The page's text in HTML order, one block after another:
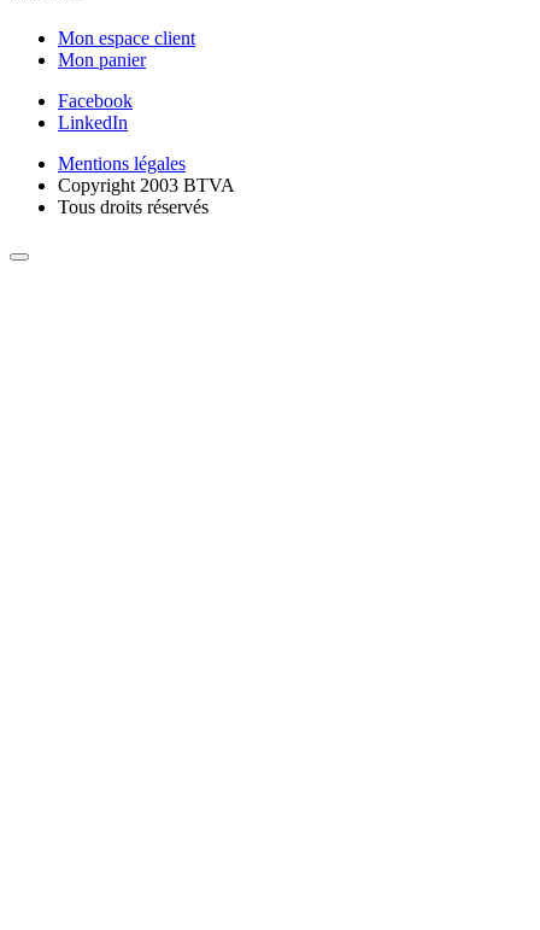
Mon espace client
Mon panier
Facebook
LinkedIn
Mentions légales
Copyright 2003 BTVA
Tous droits réservés